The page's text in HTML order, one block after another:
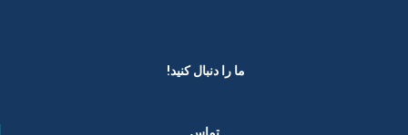
ما را دنبال کنید! ​
تماس